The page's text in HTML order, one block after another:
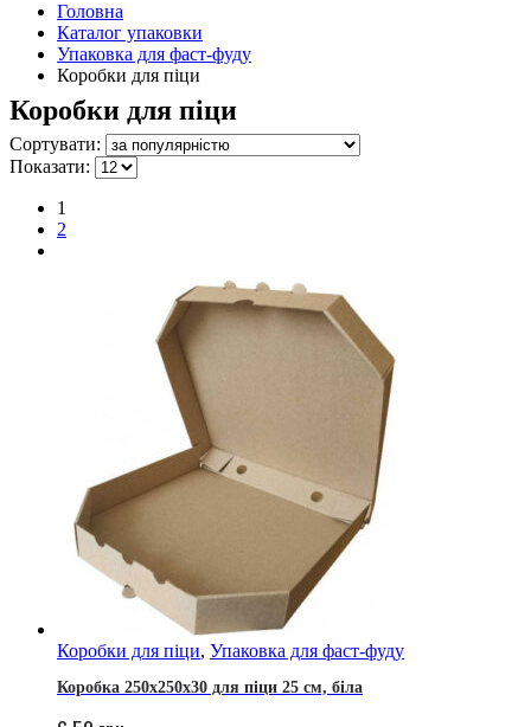
Головна
Каталог упаковки
Упаковка для фаст-фуду
Коробки для піци
Коробки для піци
Сортувати:
Показати:
1
2
Коробки для піци, Упаковка для фаст-фуду
Коробка 250х250х30 для піци 25 см, біла